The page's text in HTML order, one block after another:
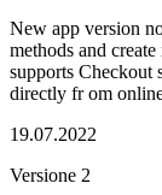
New app version
methods and
supports Checkout
directly fr om
19.07.2022
Versione 2